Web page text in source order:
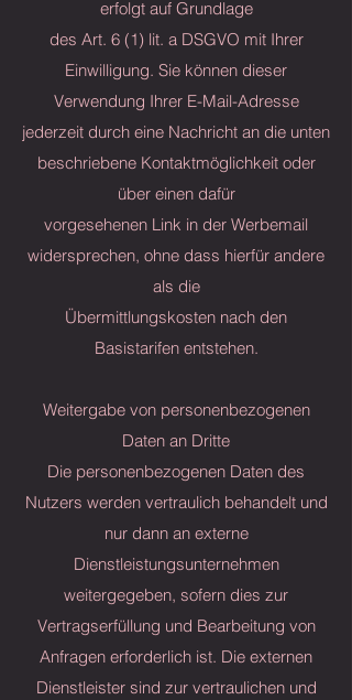
erfolgt auf Grundlage
des Art. 6 (1) lit. a DSGVO mit Ihrer
Einwilligung. Sie können dieser
Verwendung Ihrer E-Mail-Adresse
jederzeit durch eine Nachricht an die unten
beschriebene Kontaktmöglichkeit oder
über einen dafür
vorgesehenen Link in der Werbemail
widersprechen, ohne dass hierfür andere
als die
Übermittlungskosten nach den
Basistarifen entstehen.
Weitergabe von personenbezogenen
Daten an Dritte
Die personenbezogenen Daten des
Nutzers werden vertraulich behandelt und
nur dann an externe
Dienstleistungsunternehmen
weitergegeben, sofern dies zur
Vertragserfüllung und Bearbeitung von
Anfragen erforderlich ist. Die externen
Dienstleister sind zur vertraulichen und